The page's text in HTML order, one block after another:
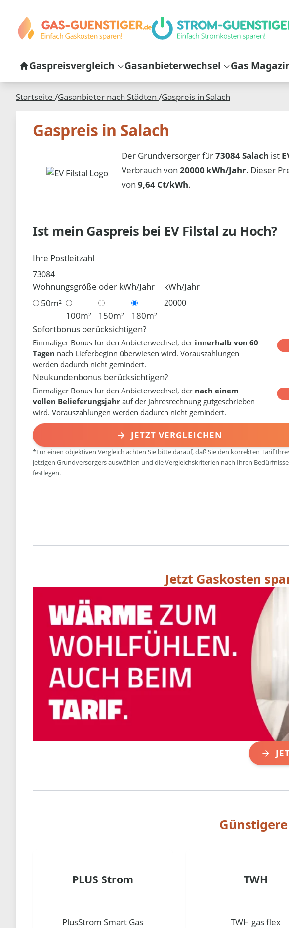
Gaspreisvergleich Gasanbieterwechsel Gas
Startseite /Gasanbieter nach Städten /Gaspreis in Salach
Gaspreis in Salach
Der Grundversorger für73084 Salach ist
Verbrauch von20000 kWh/Jahr. Dieser
von9,64 Ct/kWh.
Ist mein Gaspreis bei EV Filstal zu Hoch?
Ihre Postleitzahl
Wohnungsgröße oder kWh/Jahr
50m²
100m²
150m² 180m²
kWh/Jahr
Sofortbonus berücksichtigen?
Einmaliger Bonus für den Anbieterwechsel, der innerhalb von 60
Tagen nach Lieferbeginn überwiesen wird. Vorauszahlungen
werden dadurch nicht gemindert.
Neukundenbonus berücksichtigen?
Einmaliger Bonus für den Anbieterwechsel, der nach einem
vollen Belieferungsjahr auf der Jahresrechnung gutgeschrieben
wird. Vorauszahlungen werden dadurch nicht gemindert.
JETZT VERGLEICHEN
*Für einen objektiven Vergleich achten Sie bitte darauf, daß Sie den korrekten Tarif
jetzigen Grundversorgers auswählen und die Vergleichskriterien nach Ihren
festlegen.
Jetzt Gaskosten
PLUS Strom
PlusStrom Smart Gas
TWH
TWH gas flex